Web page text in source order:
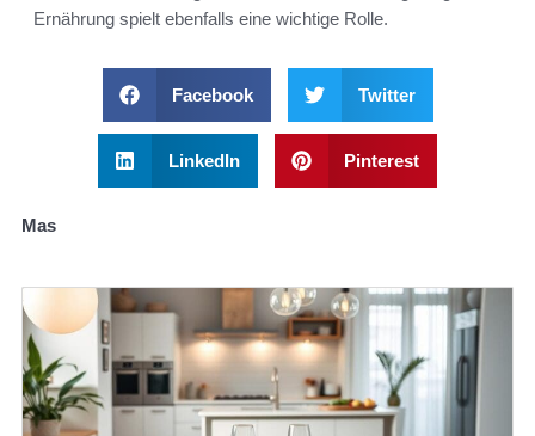
Ernährung spielt ebenfalls eine wichtige Rolle.
Facebook Twitter
LinkedIn Pinterest
Mas